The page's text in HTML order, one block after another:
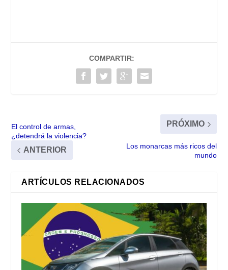
COMPARTIR:
El control de armas,
¿detendrá la violencia?
ANTERIOR
PRÓXIMO
Los monarcas más ricos del
mundo
ARTÍCULOS RELACIONADOS